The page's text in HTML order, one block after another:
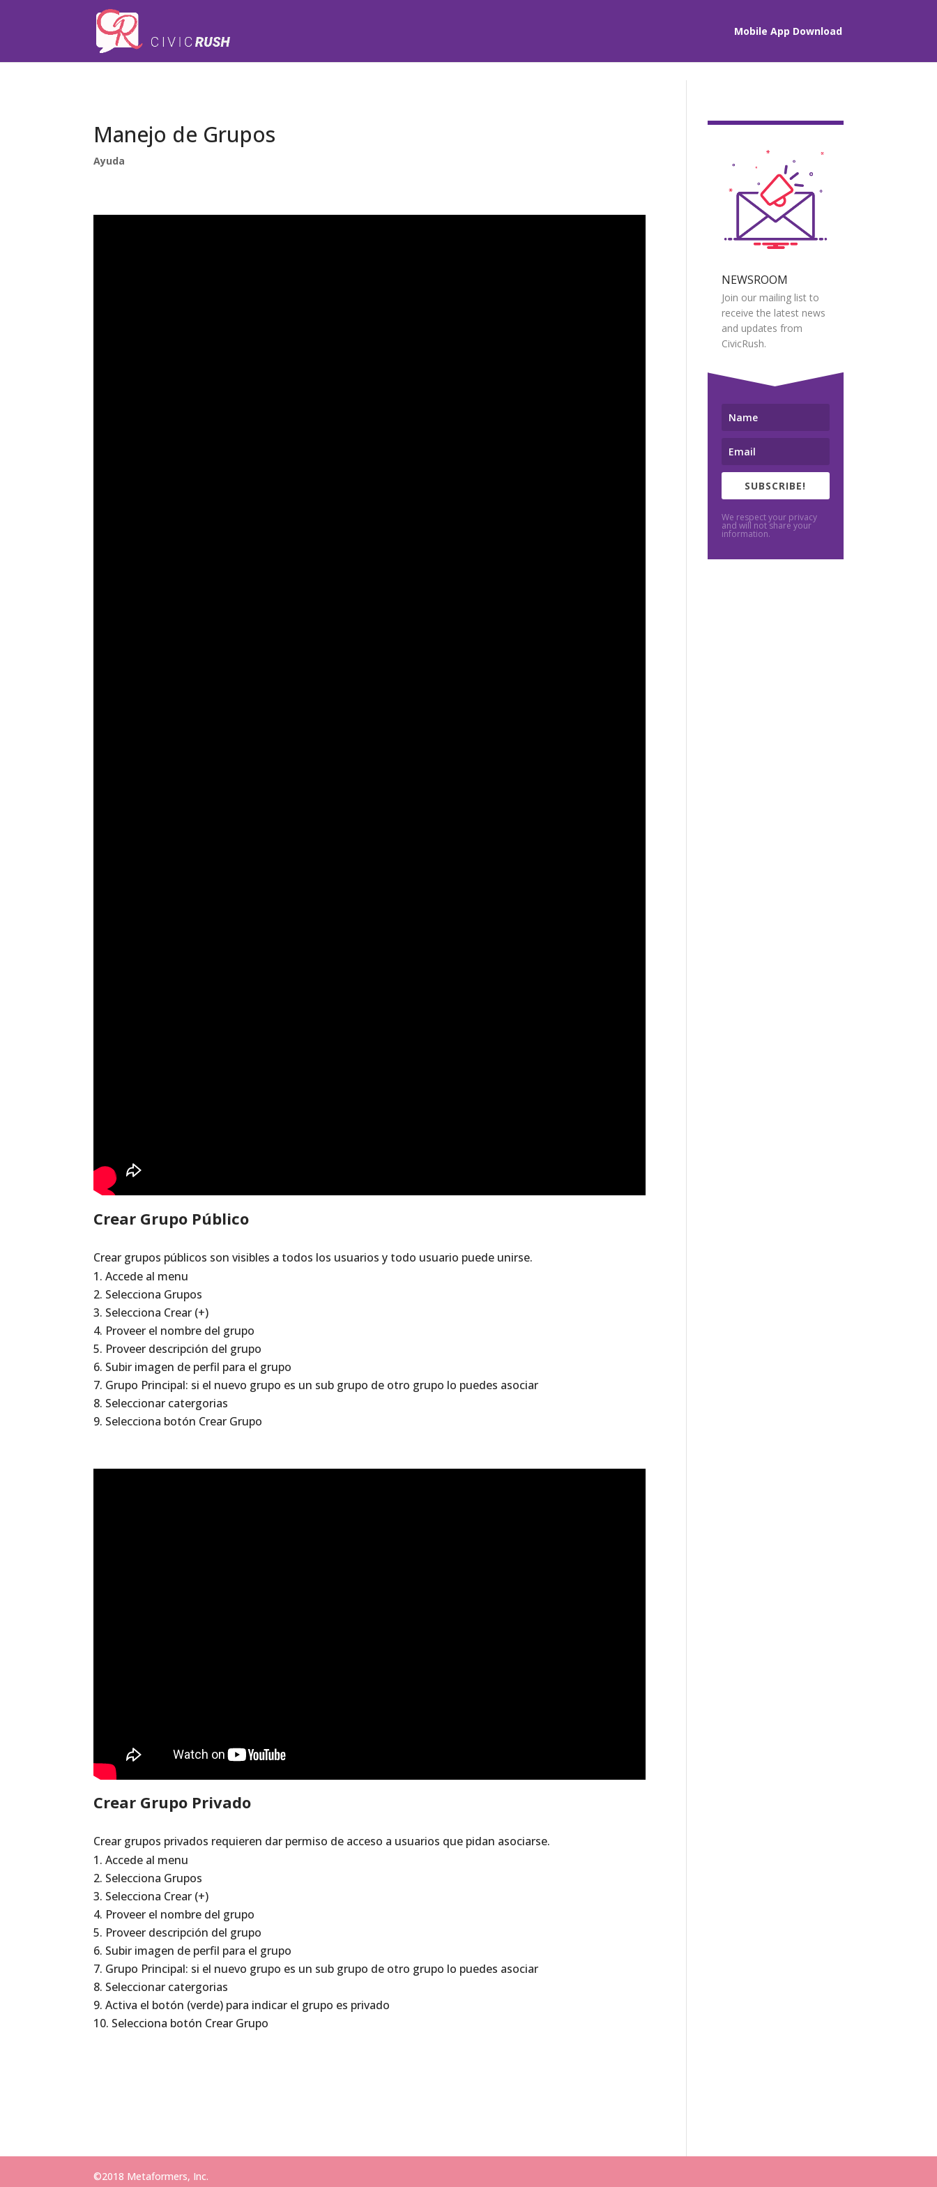
Mobile App Download
Manejo de Grupos
Ayuda
Crear Grupo Público
Crear grupos públicos son visibles a todos los usuarios y todo usuario puede unirse.
Accede al menu
Selecciona Grupos
Selecciona Crear (+)
Proveer el nombre del grupo
Proveer descripción del grupo
Subir imagen de perfil para el grupo
Grupo Principal: si el nuevo grupo es un sub grupo de otro grupo lo puedes asociar
Seleccionar catergorias
Selecciona botón Crear Grupo
Crear Grupo Privado
Crear grupos privados requieren dar permiso de acceso a usuarios que pidan asociarse.
Accede al menu
Selecciona Grupos
Selecciona Crear (+)
Proveer el nombre del grupo
Proveer descripción del grupo
Subir imagen de perfil para el grupo
Grupo Principal: si el nuevo grupo es un sub grupo de otro grupo lo puedes asociar
Seleccionar catergorias
Activa el botón (verde) para indicar el grupo es privado
Selecciona botón Crear Grupo
NEWSROOM
Join our mailing list to
receive the latest news
and updates from
CivicRush.
SUBSCRIBE!
We respect your privacy
and will not share your
information.
©2018 Metaformers, Inc.